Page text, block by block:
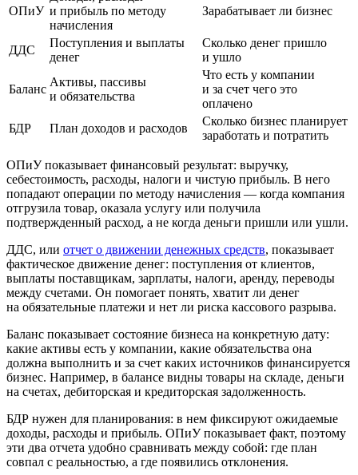
ОПиУ и прибыль по методу
начисления
Зарабатывает ли бизнес
ДДС
Поступления и выплаты
денег
Сколько денег пришло
и ушло
Баланс
Активы, пассивы
и обязательства
Что есть у компании
и за счет чего это
оплачено
БДР
План доходов и расходов
Сколько бизнес планирует
заработать и потратить
ОПиУпоказывает финансовый результат: выручку,
себестоимость, расходы, налоги и чистую прибыль. В него
попадают операции по методу начисления — когда компания
отгрузила товар, оказала услугу или получила
подтвержденный расход, а не когда деньги пришли или ушли.
ДДС, или отчет о движении денежных средств, показывает
фактическое движение денег: поступления от клиентов,
выплаты поставщикам, зарплаты, налоги, аренду, переводы
между счетами. Он помогает понять, хватит ли денег
на обязательные платежи и нет ли риска кассового разрыва.
Баланс показывает состояние бизнеса на конкретную дату:
какие активы есть у компании, какие обязательства она
должна выполнить и за счет каких источников финансируется
бизнес. Например, в балансе видны товары на складе, деньги
на счетах, дебиторская и кредиторская задолженность.
БДР нужен для планирования: в нем фиксируют ожидаемые
доходы, расходы и прибыль. ОПиУ показывает факт, поэтому
эти два отчета удобно сравнивать между собой: где план
совпал с реальностью, а где появились отклонения.